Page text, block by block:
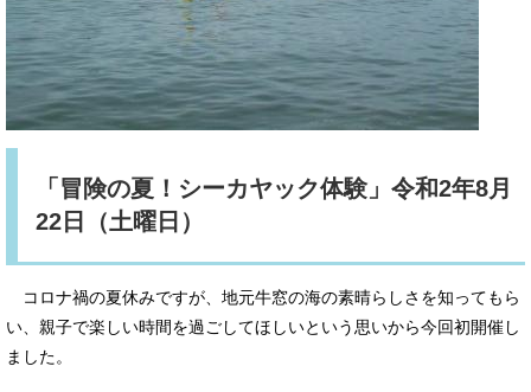
「冒険の夏！シーカヤック体験」令和2年8月
22日（土曜日）
コロナ禍の夏休みですが、地元牛窓の海の素晴らしさを知ってもら
い、親子で楽しい時間を過ごしてほしいという思いから今回初開催し
ました。